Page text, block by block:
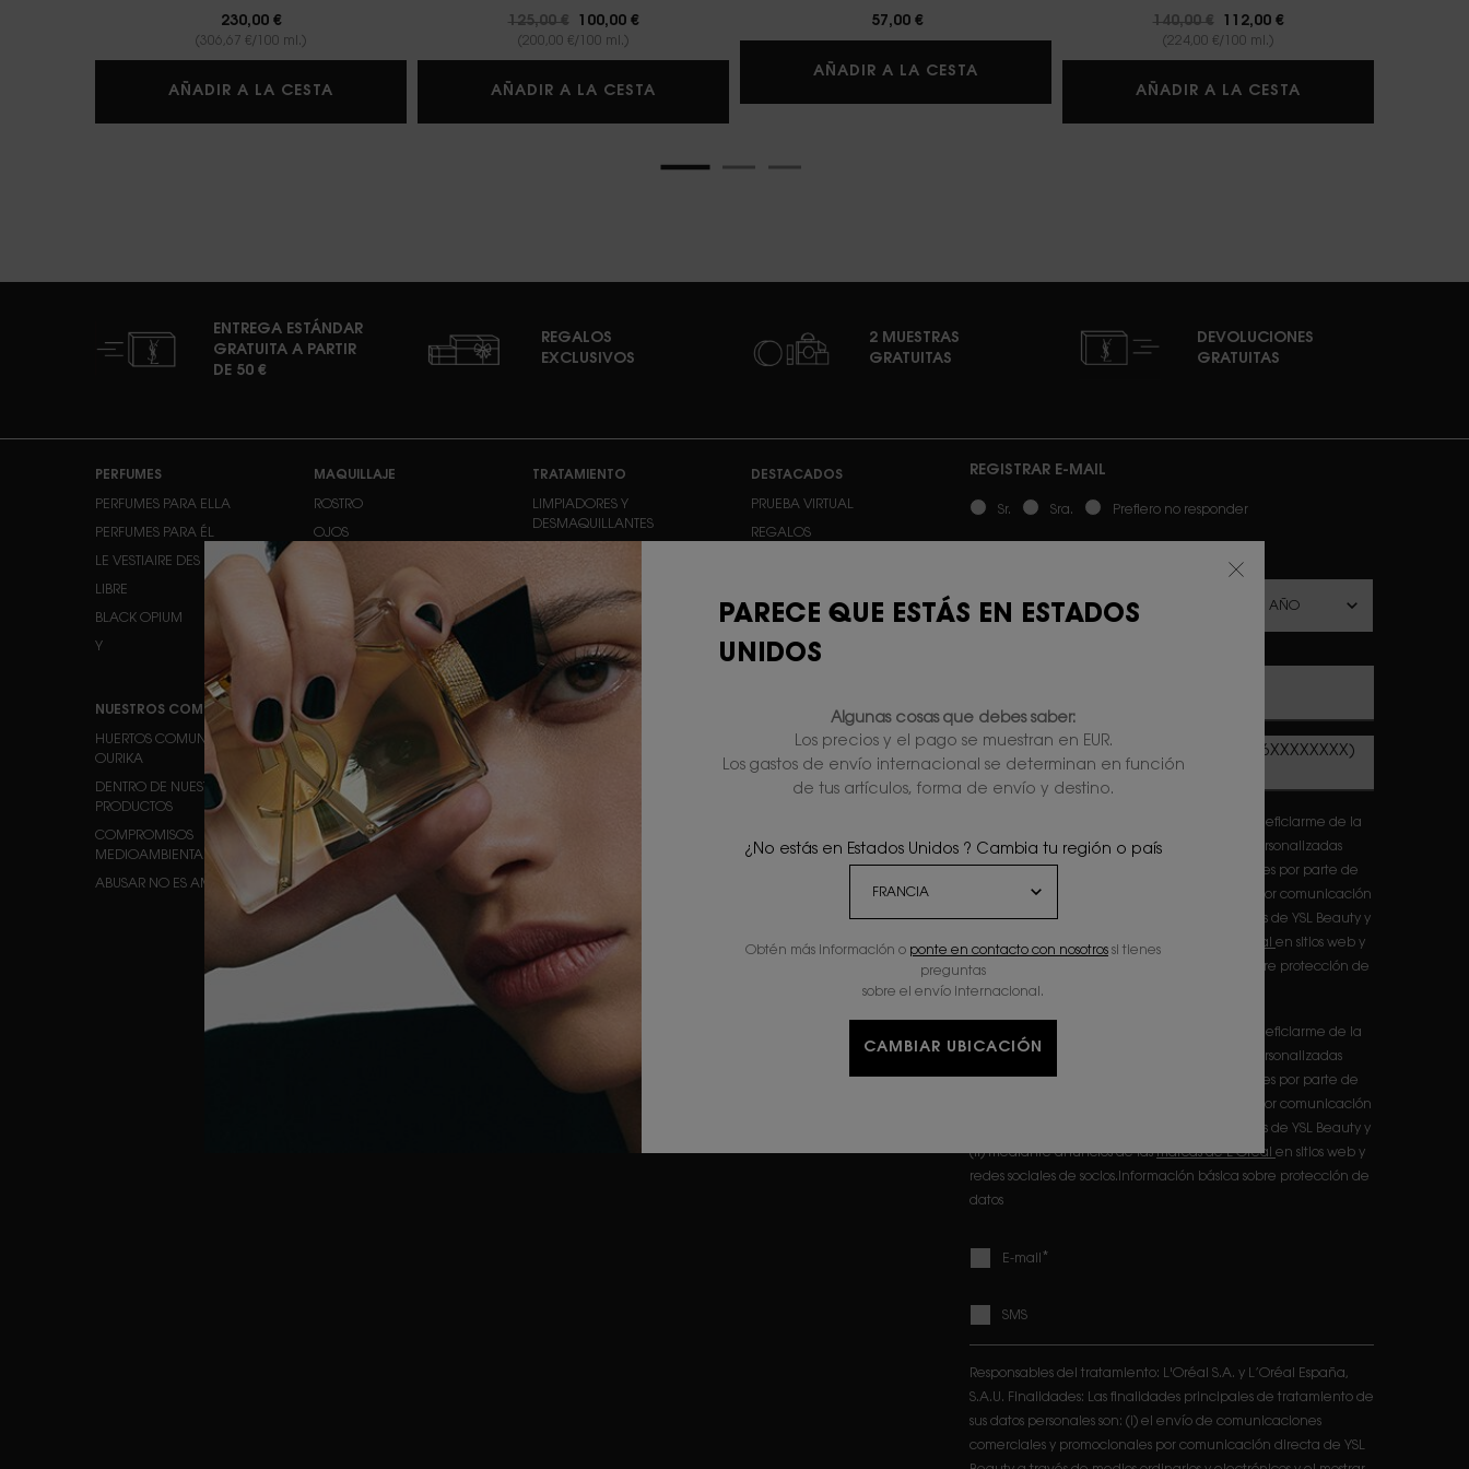
230,00 €
(306,67 €/100 ml.)
AÑADIR A LA CESTA BABYCAT EAU DE PARFUM
Precio antiguo
125,00 € Precio nuevo
100,00 €
(200,00 €/100 ml.)
AÑADIR A LA CESTA
57,00 €
AÑADIR A LA CESTA
Precio antiguo
140,00 € Precio nuevo
112,00 €
(224,00 €/100 ml.)
AÑADIR A LA CESTA
ENTREGA ESTÁNDAR
GRATUITA A PARTIR
DE 50 €
REGALOS
EXCLUSIVOS
2 MUESTRAS
GRATUITAS
DEVOLUCIONES
GRATUITAS
PERFUMES
PERFUMES PARA ELLA
PERFUMES PARA ÉL
LE VESTIAIRE DES PARFUMS
LIBRE
BLACK OPIUM
Y
MAQUILLAJE
ROSTRO
OJOS
LABIOS
TRATAMIENTO
LIMPIADORES Y
DESMAQUILLANTES
CONTORNO DE OJOS
DESTACADOS
PRUEBA VIRTUAL
REGALOS
NUESTROS COMPROMISOS
HUERTOS COMUNITARIOS DE
OURIKA
DENTRO DE NUESTROS
PRODUCTOS
COMPROMISOS
MEDIOAMBIENTALES
ABUSAR NO ES AMAR
SERVICIO DE ATENCIÓN AL
CLIENTE
CONTACTO
PREGUNTAS FRECUENTES
ESTADO DEL PEDIDO
LOCALIZADOR DE TIENDAS
EMPLEOS
TÉRMINOS
REGISTRAR E-MAIL
Sr.
Sra. Prefiero no responder
Número de teléfono móvil (Formato: 6XXXXXXXX)
Declaro que tengo 16 años o más y deseo beneficiarme de la
recepción de comunicaciones comerciales personalizadas
basadas en el perfilado de mis gustos e intereses por parte de
L'Oréal France S.A y L'Oréal España S.A.U.: (i) por comunicación
directa en relación con los productos y servicios de YSL Beauty y
(ii) mediante anuncios de las
marcas de L'Oréal en sitios web y
redes sociales de socios.Información básica sobre protección de
datos
Declaro que tengo 16 años o más y deseo beneficiarme de la
recepción de comunicaciones comerciales personalizadas
basadas en el perfilado de mis gustos e intereses por parte de
L'Oréal France S.A y L'Oréal España S.A.U.: (i) por comunicación
directa en relación con los productos y servicios de YSL Beauty y
(ii) mediante anuncios de lasmarcas de L'Oréal en sitios web y
redes sociales de socios.Información básica sobre protección de
datos
E-mail *
SMS
Responsables del tratamiento: L'Oréal S.A. y L’Oréal España,
S.A.U. Finalidades: Las finalidades principales de tratamiento de
sus datos personales son: (i) el envío de comunicaciones
comerciales y promocionales por comunicación directa de YSL
PARECE QUE ESTÁS EN ESTADOS
UNIDOS
Algunas cosas que debes saber:
Los precios y el pago se muestran en EUR.
Los gastos de envío internacional se determinan en función
de tus artículos, forma de envío y destino.
¿No estás en Estados Unidos ? Cambia tu región o país
Obtén más información o ponte en contacto con nosotros si tienes
preguntas
sobre el envío internacional.
CAMBIAR UBICACIÓN